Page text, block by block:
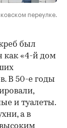
переулке.
был
как «4-й дом
В 50-е годы
и туалеты.
а в